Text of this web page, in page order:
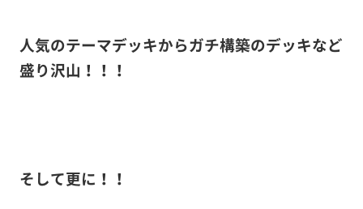
人気のテーマデッキからガチ構築のデッキなど
盛り沢山！！！
そして更に！！